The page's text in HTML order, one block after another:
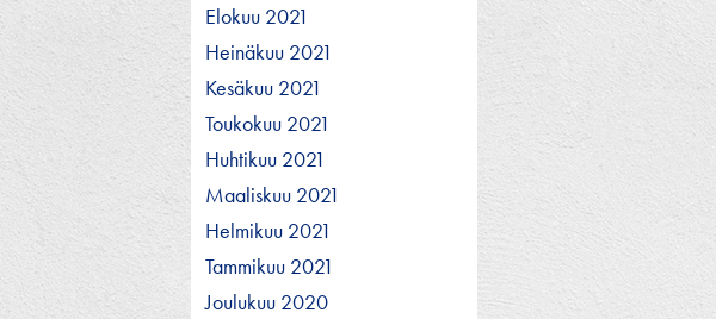
Elokuu 2021
Heinäkuu 2021
Kesäkuu 2021
Toukokuu 2021
Huhtikuu 2021
Maaliskuu 2021
Helmikuu 2021
Tammikuu 2021
Joulukuu 2020